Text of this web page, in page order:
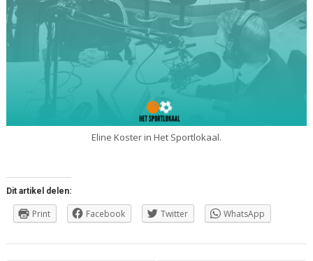
Eline Koster in Het Sportlokaal.
Dit artikel delen:
Print Facebook Twitter WhatsApp